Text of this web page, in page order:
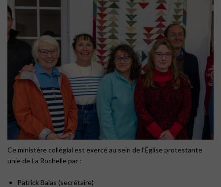
Ce ministère collégial est exercé au sein de l’Église protestante
unie de La Rochelle par :
Patrick Balas (secrétaire)